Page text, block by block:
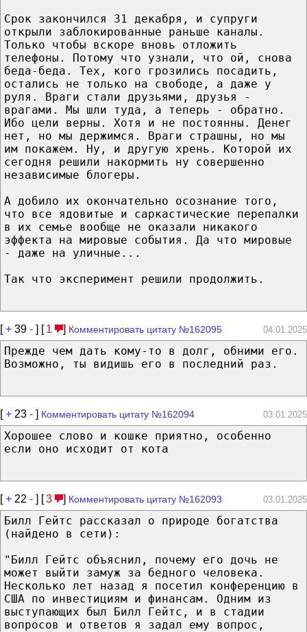
Срок закончился 31 декабря, и супруги
открыли заблокированные раньше каналы.
Только чтобы вскоре вновь отложить
телефоны. Потому что узнали, что ой, снова
беда-беда. Тех, кого грозились посадить,
остались не только на свободе, а даже у
руля. Враги стали друзьями, друзья -
врагами. Мы шли туда, а теперь - обратно.
Ибо цели верны. Хотя и не постоянны. Денег
нет, но мы держимся. Враги страшны, но мы
им покажем. Ну, и другую хрень. Которой их
сегодня решили накормить ну совершенно
независимые блогеры.
А добило их окончательно осознание того,
что все ядовитые и саркастические перепалки
в их семье вообще не оказали никакого
эффекта на мировые события. Да что мировые
- даже на уличные...
Так что эксперимент решили продолжить.
[+ 39 - ] [ 1 ] Комментировать цитату №162095 04.01.2025
Прежде чем дать кому-то в долг, обними его.
Возможно, ты видишь его в последний раз.
[+ 23 - ] Комментировать цитату №162094 03.01.2025
Хорошее слово и кошке приятно, особенно
если оно исходит от кота
[+ 22 - ] [3 ] Комментировать цитату №162093 03.01.2025
Билл Гейтс рассказал о природе богатства
(найдено в сети):
"Билл Гейтс объяснил, почему его дочь не
может выйти замуж за бедного человека.
Несколько лет назад я посетил конференцию в
США по инвестициям и финансам. Одним из
выступающих был Билл Гейтс, и в стадии
вопросов и ответов я задал ему вопрос,